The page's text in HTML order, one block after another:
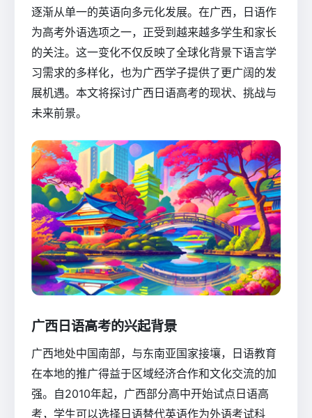
逐渐从单一的英语向多元化发展。在广西，日语作
为高考外语选项之一，正受到越来越多学生和家长
的关注。这一变化不仅反映了全球化背景下语言学
习需求的多样化，也为广西学子提供了更广阔的发
展机遇。本文将探讨广西日语高考的现状、挑战与
未来前景。
广西日语高考的兴起背景
广西地处中国南部，与东南亚国家接壤，日语教育
在本地的推广得益于区域经济合作和文化交流的加
强。自2010年起，广西部分高中开始试点日语高
考，学生可以选择日语替代英语作为外语考试科